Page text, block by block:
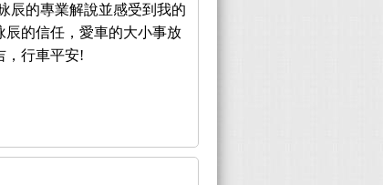
辰的專業解說並感受到我的
辰的信任，愛車的大小事放
，行車平安!